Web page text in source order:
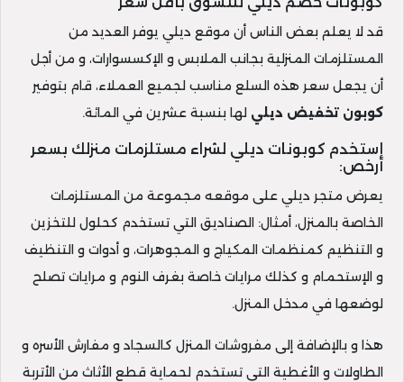
قد لا يعلم بعض الناس أن موقع ديلي يوفر العديد من
المستلزمات المنزلية بجانب الملابس و الإكسسوارات، و من أجل
أن يجعل سعر هذه السلع مناسب لجميع العملاء، قام بتوفير
كوبون تخفيض ديلي لها بنسبة عشرين في المائة.
إستخدم كوبونات ديلي لشراء مستلزمات منزلك بسعر
أرخص:
يعرض متجر ديلي على موقعه مجموعة من المستلزمات
الخاصة بالمنزل، أمثال: الصناديق التي تستخدم كحلول للتخزين
و التنظيم كمنظمات المكياج و المجوهرات، و أدوات و التنظيف
و الإستحمام و كذلك مرايات خاصة بغرف النوم و مرايات تصلح
لوضعها في مدخل المنزل.
هذا و بالإضافة إلى مفروشات المنزل كالسجاد و مفارش الأسره و
الطاولات و الأغطية التي تستخدم لحماية قطع الأثاث من الأتربة